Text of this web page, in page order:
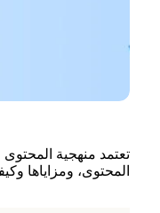
تعتمد منهجية
المحتوى، ومزاياها